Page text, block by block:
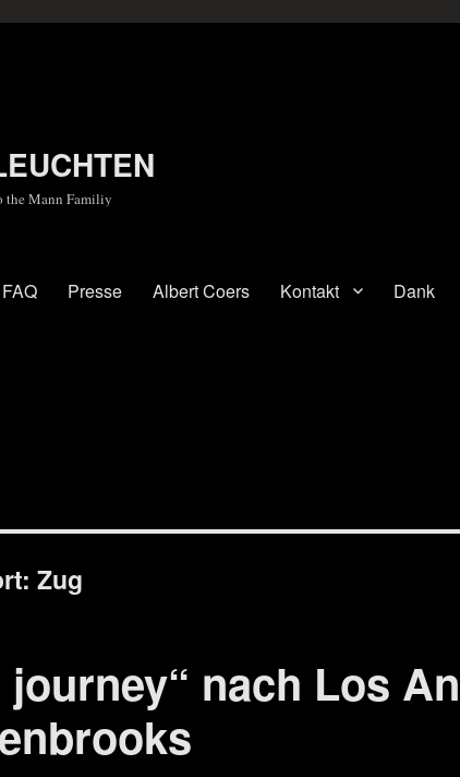
the Mann Familiy
FAQ Presse Albert Coers Kontakt Dank
Zug
journey“ nach Los